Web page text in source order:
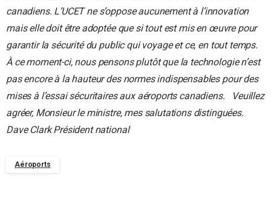
canadiens. L’UCET ne s’oppose aucunement à l’innovation
mais elle doit être adoptée que si tout est mis en œuvre pour
garantir la sécurité du public qui voyage et ce, en tout temps.
À ce moment-ci, nous pensons plutôt que la technologie n’est
pas encore à la hauteur des normes indispensables pour des
mises à l’essai sécuritaires aux aéroports canadiens.
Veuillez
agréer, Monsieur le ministre, mes salutations distinguées.
Dave Clark Président national
Aéroports